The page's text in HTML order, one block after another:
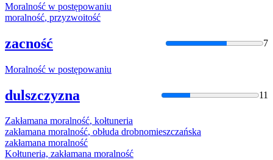
Moralność w postępowaniu
moralność, przyzwoitość
zacność 7
Moralność w postępowaniu
dulszczyzna 11
Zakłamana moralność, kołtuneria
zakłamana moralność, obłuda drobnomieszczańska
zakłamana moralność
Kołtuneria, zakłamana moralność